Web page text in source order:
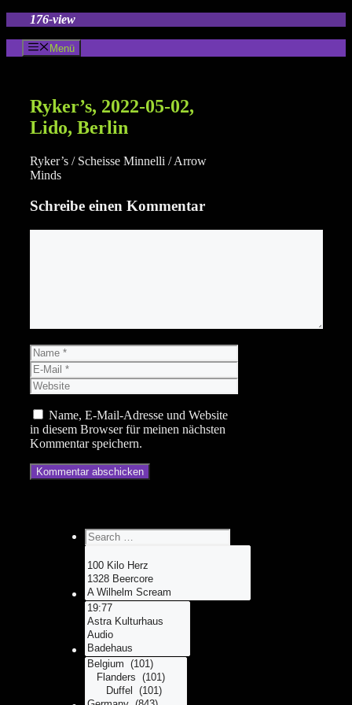
springen
176-view
Menü
Ryker’s, 2022-05-02,
Lido, Berlin
Ryker’s / Scheisse Minnelli / Arrow
Minds
Schreibe einen Kommentar
Name
E-
Mail
Website
Name, E-Mail-Adresse und Website
in diesem Browser für meinen nächsten
Kommentar speichern.